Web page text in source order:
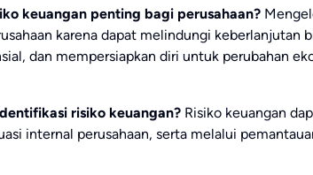
keuangan penting bagi perusahaan?
karena dapat melindungi keberlanjutan
dan mempersiapkan diri untuk perubahan
risiko keuangan? Risiko keuangan
internal perusahaan, serta melalui